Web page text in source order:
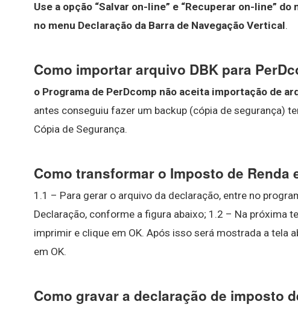
Use a opção “Salvar on-line” e “Recuperar on-line”
no menu Declaração da Barra de Navegação Vertical.
Como importar arquivo DBK para
o Programa de PerDcomp não aceita importação de
antes conseguiu fazer um backup (cópia de segurança)
Cópia de Segurança.
Como transformar o Imposto de Renda
1.1 – Para gerar o arquivo da declaração, entre no
Declaração, conforme a figura abaixo; 1.2 – Na próxima
imprimir e clique em OK. Após isso será mostrada a tela
em OK.
Como gravar a declaração de imposto